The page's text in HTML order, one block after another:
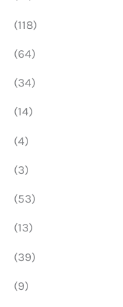
(118)
(64)
(34)
(14)
(4)
(3)
(53)
(13)
(39)
(9)